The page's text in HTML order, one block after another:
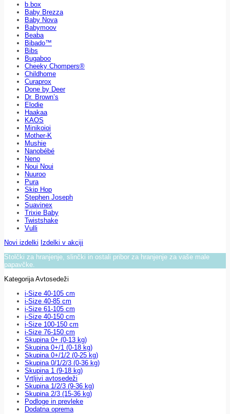
b.box
Baby Brezza
Baby Nova
Babymoov
Beaba
Bibado™
Bibs
Bugaboo
Cheeky Chompers®
Childhome
Curaprox
Done by Deer
Dr. Brown’s
Elodie
Haakaa
KAOS
Minikoioi
Mother-K
Mushie
Nanobébé
Neno
Noui Noui
Nuuroo
Pura
Skip Hop
Stephen Joseph
Suavinex
Trixie Baby
Twistshake
Vulli
Novi izdelki Izdelki v akciji
Stolčki za hranjenje, slinčki in ostali pribor za hranjenje za vaše male
papavčke.
Kategorija Avtosedeži
i-Size 40-105 cm
i-Size 40-85 cm
i-Size 61-105 cm
i-Size 40-150 cm
i-Size 100-150 cm
i-Size 76-150 cm
Skupina 0+ (0-13 kg)
Skupina 0+/1 (0-18 kg)
Skupina 0+/1/2 (0-25 kg)
Skupina 0/1/2/3 (0-36 kg)
Skupina 1 (9-18 kg)
Vrtljivi avtosedeži
Skupina 1/2/3 (9-36 kg)
Skupina 2/3 (15-36 kg)
Podloge in prevleke
Dodatna oprema